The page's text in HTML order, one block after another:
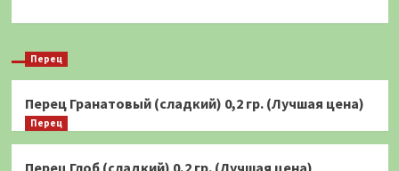
Перец
Перец Гранатовый (сладкий) 0,2 гр. (Лучшая цена)
Перец